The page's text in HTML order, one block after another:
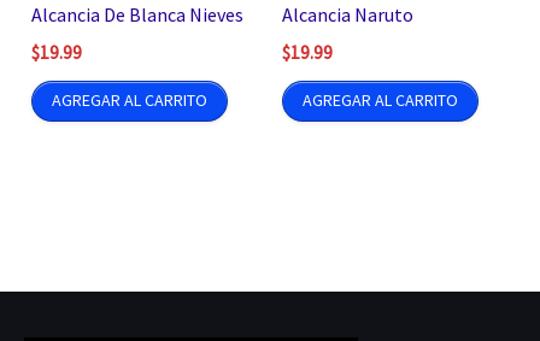
Alcancia De Blanca Nieves
$19.99
AGREGAR AL CARRITO
Alcancia Naruto
$19.99
AGREGAR AL CARRITO